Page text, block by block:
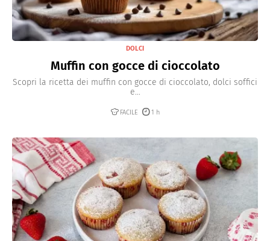
DOLCI
Muffin con gocce di cioccolato
Scopri la ricetta dei muffin con gocce di cioccolato, dolci soffici
e...
FACILE 1 h